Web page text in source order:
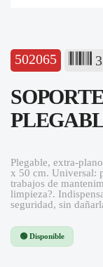
502065
Plegable, extra-
x 50 cm. Universal:
trabajos de
limpieza?.
seguridad, sin
🟢 Disponible